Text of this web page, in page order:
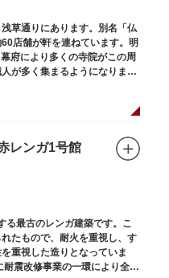
草通りにあります。別名「仏
店舗が軒を連ねています。明
府により多くの寺院がこの周
が多く集まるようになりまし
レンガ1号館
る最古のレンガ建築です。こ
たもので、耐火を重視し、す
重視した造りとなっていま
震改修事業の一環により全面